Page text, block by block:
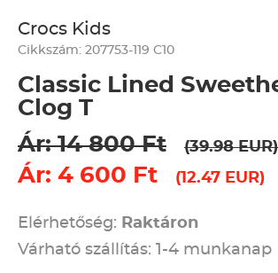
Crocs Kids
Cikkszám: 207753-119 C10
Classic Lined
Clog T
Ár: 14 800 Ft
(39.98 EUR)
Ár: 4 600 Ft (12.47 EUR)
Elérhetőség: Raktáron
Várható szállítás: 1-4 munkanap